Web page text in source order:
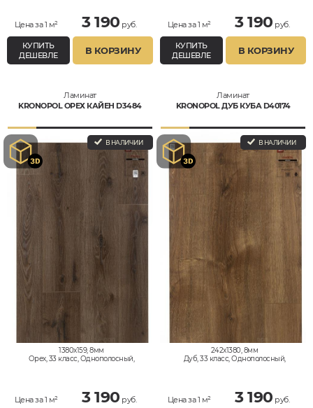
Цена за 1 м² 3 190 руб.
КУПИТЬ
ДЕШЕВЛЕ
В КОРЗИНУ
Цена за 1 м² 3 190 руб.
КУПИТЬ
ДЕШЕВЛЕ
В КОРЗИНУ
Ламинат
KRONOPOL ОРЕХ КАЙЕН D3484
В НАЛИЧИИ
1380x159, 8мм
Орех, 33 класс, Однополосный,
Цена за 1 м² 3 190 руб.
Ламинат
KRONOPOL ДУБ КУБА D40174
В НАЛИЧИИ
242x1380, 8мм
Дуб, 33 класс, Однополосный,
Цена за 1 м² 3 190 руб.